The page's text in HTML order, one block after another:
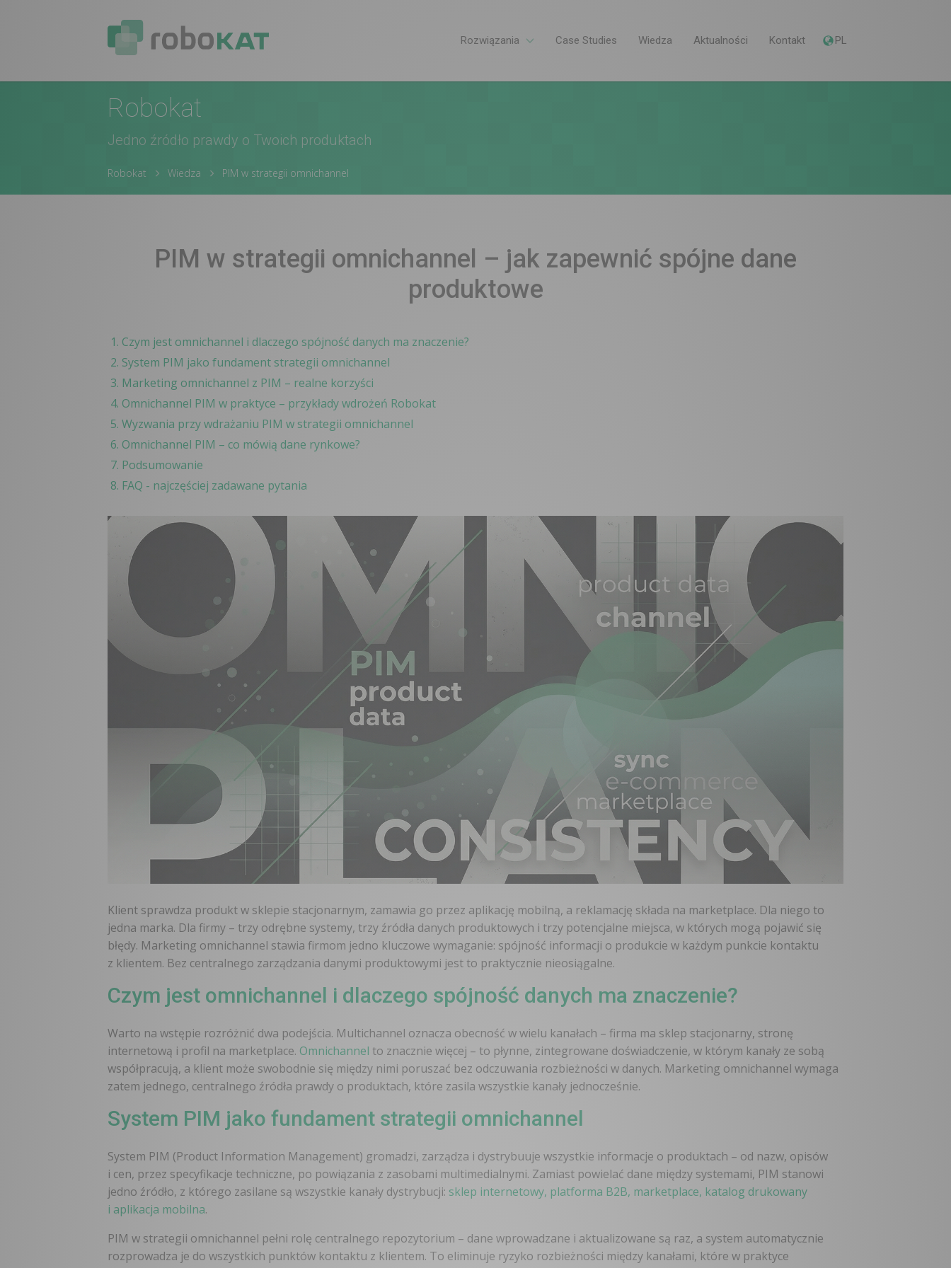
Rozwiązania Case Studies Wiedza Aktualności Kontakt PL
Robokat
Jedno źródło prawdy o Twoich produktach
Robokat Wiedza PIM w strategii omnichannel
PIM w strategii omnichannel – jak zapewnić spójne dane
produktowe
Czym jest omnichannel i dlaczego spójność danych ma znaczenie?
System PIM jako fundament strategii omnichannel
Marketing omnichannel z PIM – realne korzyści
Omnichannel PIM w praktyce – przykłady wdrożeń Robokat
Wyzwania przy wdrażaniu PIM w strategii omnichannel
Omnichannel PIM – co mówią dane rynkowe?
Podsumowanie
FAQ - najczęściej zadawane pytania
Klient sprawdza produkt w sklepie stacjonarnym, zamawia go przez aplikację mobilną, a reklamację składa na marketplace. Dla niego to
jedna marka. Dla firmy – trzy odrębne systemy, trzy źródła danych produktowych i trzy potencjalne miejsca, w których mogą pojawić się
błędy. Marketing omnichannel stawia firmom jedno kluczowe wymaganie: spójność informacji o produkcie w każdym punkcie kontaktu
z klientem. Bez centralnego zarządzania danymi produktowymi jest to praktycznie nieosiągalne.
Czym jest omnichannel i dlaczego spójność danych ma znaczenie?
Warto na wstępie rozróżnić dwa podejścia. Multichannel oznacza obecność w wielu kanałach – firma ma sklep stacjonarny, stronę
internetową i profil na marketplace. Omnichannel to znacznie więcej – to płynne, zintegrowane doświadczenie, w którym kanały ze sobą
współpracują, a klient może swobodnie się między nimi poruszać bez odczuwania rozbieżności w danych. Marketing omnichannel wymaga
zatem jednego, centralnego źródła prawdy o produktach, które zasila wszystkie kanały jednocześnie.
System PIM jako fundament strategii omnichannel
System PIM (Product Information Management) gromadzi, zarządza i dystrybuuje wszystkie informacje o produktach – od nazw, opisów
i cen, przez specyfikacje techniczne, po powiązania z zasobami multimedialnymi. Zamiast powielać dane między systemami, PIM stanowi
jedno źródło, z którego zasilane są wszystkie kanały dystrybucji: sklep internetowy, platforma B2B, marketplace, katalog drukowany
i aplikacja mobilna.
PIM w strategii omnichannel pełni rolę centralnego repozytorium – dane wprowadzane i aktualizowane są raz, a system automatycznie
rozprowadza je do wszystkich punktów kontaktu z klientem. To eliminuje ryzyko rozbieżności między kanałami, które w praktyce